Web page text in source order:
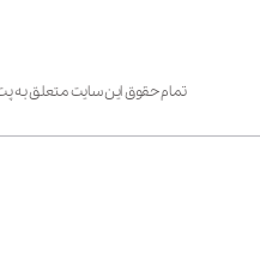
تمام حقوق این سایت متعلق به پت